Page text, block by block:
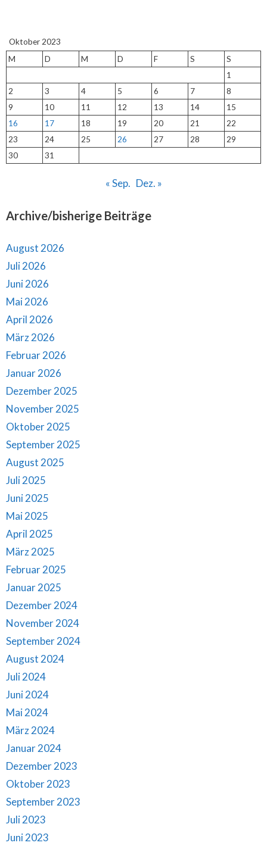
Oktober 2023
M
D M D F S
S
1
2
3 4 5 6 7
8
9
10 11 12 13 14
15
16
17 18 19 20 21
22
23
24 25 26 27 28
29
30
31
« Sep. Dez. »
Archive/bisherige Beiträge
August 2026
Juli 2026
Juni 2026
Mai 2026
April 2026
März 2026
Februar 2026
Januar 2026
Dezember 2025
November 2025
Oktober 2025
September 2025
August 2025
Juli 2025
Juni 2025
Mai 2025
April 2025
März 2025
Februar 2025
Januar 2025
Dezember 2024
November 2024
September 2024
August 2024
Juli 2024
Juni 2024
Mai 2024
März 2024
Januar 2024
Dezember 2023
Oktober 2023
September 2023
Juli 2023
Juni 2023